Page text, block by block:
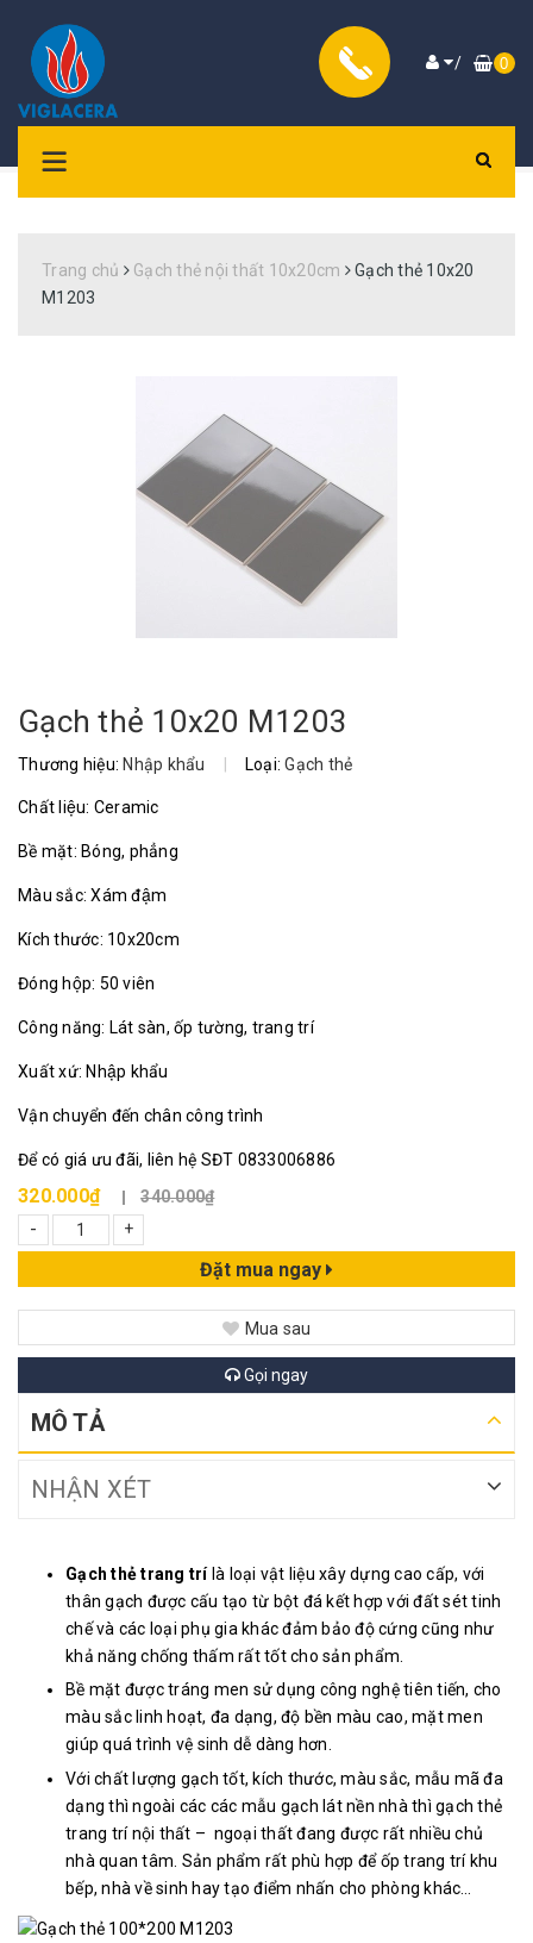
/ 0
Trang chủ Gạch thẻ nội thất 10x20cm
Gạch thẻ 10x20
M1203
Gạch thẻ 10x20 M1203
Thương hiệu:Nhập khẩu | Loại:Gạch thẻ
Chất liệu: Ceramic
Bề mặt: Bóng, phẳng
Màu sắc: Xám đậm
Kích thước: 10x20cm
Đóng hộp: 50 viên
Công năng: Lát sàn, ốp tường, trang trí
Xuất xứ: Nhập khẩu
Vận chuyển đến chân công trình
Để có giá ưu đãi, liên hệ SĐT 0833006886
320.000₫ 340.000₫
- +
Đặt mua ngay
Mua sau
Gọi ngay
MÔ TẢ
NHẬN XÉT
Gạch thẻ trang trílà loại vật liệu xây dựng cao cấp, với
thân gạch được cấu tạo từ bột đá kết hợp với đất sét tinh
chế và các loại phụ gia khác đảm bảo độ cứng cũng như
khả năng chống thấm rất tốt cho sản phẩm.
Bề mặt được tráng men sử dụng công nghệ tiên tiến, cho
màu sắc linh hoạt, đa dạng, độ bền màu cao, mặt men
giúp quá trình vệ sinh dễ dàng hơn.
Với chất lượng gạch tốt, kích thước, màu sắc, mẫu mã đa
dạng thì ngoài các các mẫu gạch lát nền nhà thì gạch thẻ
trang trí nội thất – ngoại thất đang được rất nhiều chủ
nhà quan tâm. Sản phẩm rất phù hợp để ốp trang trí khu
bếp, nhà về sinh hay tạo điểm nhấn cho phòng khác…